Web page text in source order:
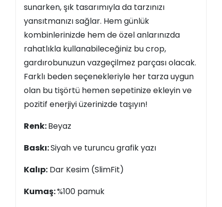
sunarken, şık tasarımıyla da tarzınızı
yansıtmanızı sağlar. Hem günlük
kombinlerinizde hem de özel anlarınızda
rahatlıkla kullanabileceğiniz bu crop,
gardırobunuzun vazgeçilmez parçası olacak.
Farklı beden seçenekleriyle her tarza uygun
olan bu tişörtü hemen sepetinize ekleyin ve
pozitif enerjiyi üzerinizde taşıyın!
Renk:Beyaz
Baskı:Siyah ve turuncu grafik yazı
Kalıp: Dar Kesim (SlimFit)
Kumaş:%100 pamuk